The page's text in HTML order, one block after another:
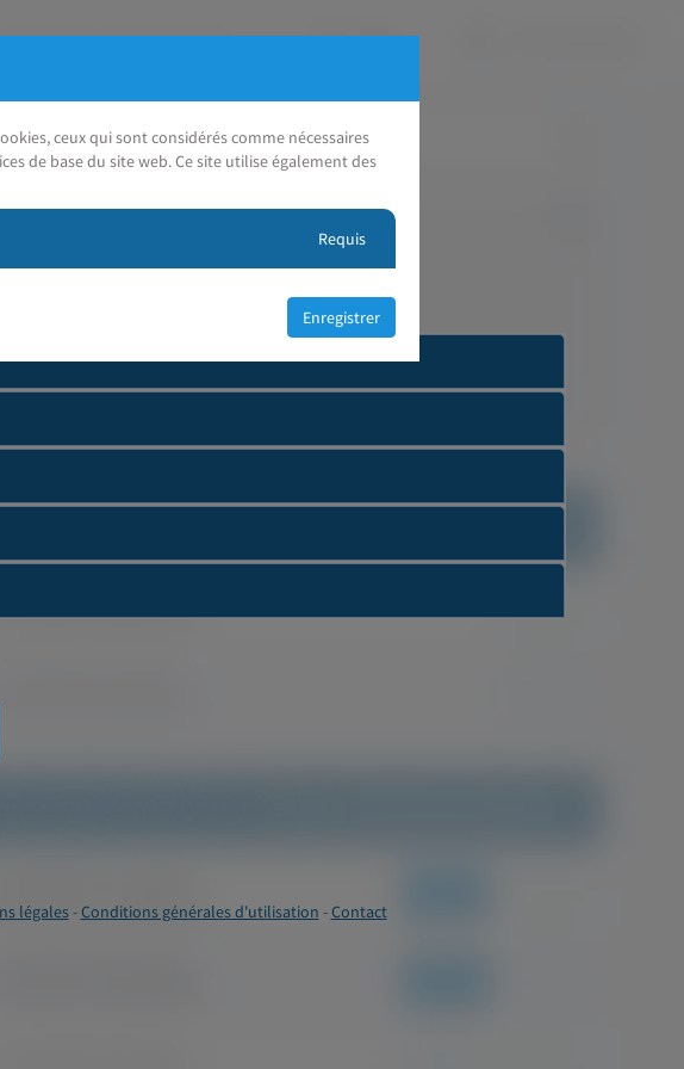
légales-Conditions générales d'utilisation -Contact
ceux qui sont considérés comme nécessaires
de base du site web. Ce site utilise également des
Requis